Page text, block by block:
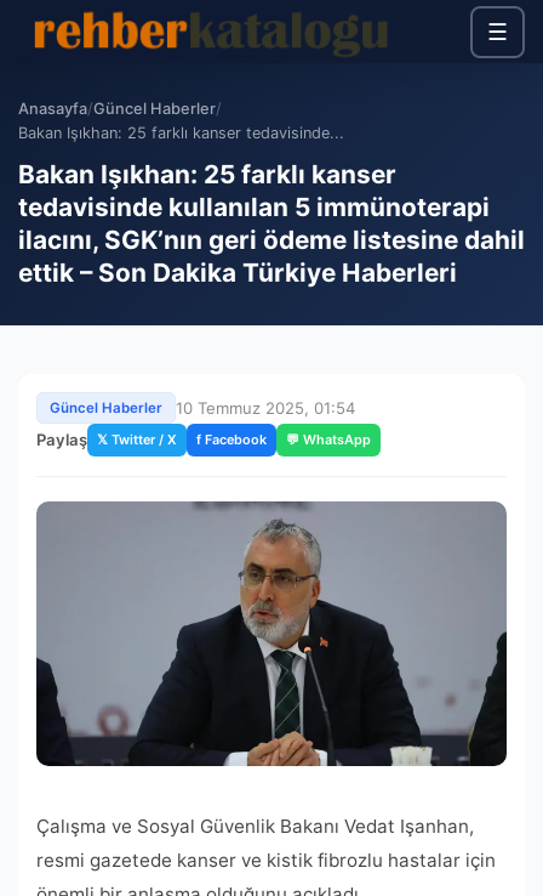
☰
Anasayfa/Güncel Haberler/
Bakan Işıkhan: 25 farklı kanser tedavisinde...
Bakan Işıkhan: 25 farklı kanser
tedavisinde kullanılan 5 immünoterapi
ilacını, SGK’nın geri ödeme listesine dahil
ettik – Son Dakika Türkiye Haberleri
Güncel Haberler
10 Temmuz 2025, 01:54
Paylaş 𝕏 Twitter / X f Facebook 💬 WhatsApp
Çalışma ve Sosyal Güvenlik Bakanı Vedat Işanhan,
resmi gazetede kanser ve kistik fibrozlu hastalar için